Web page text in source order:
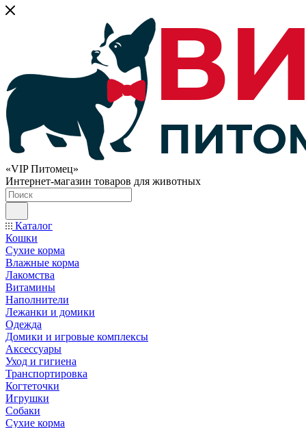
«VIP Питомец»
Интернет-магазин товаров для животных
Каталог
Кошки
Сухие корма
Влажные корма
Лакомства
Витамины
Наполнители
Лежанки и домики
Одежда
Домики и игровые комплексы
Аксессуары
Уход и гигиена
Транспортировка
Когтеточки
Игрушки
Собаки
Сухие корма